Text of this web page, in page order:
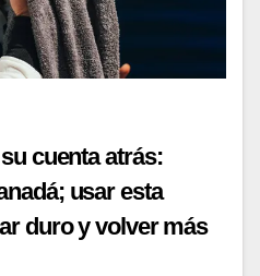
cuenta atrás:
usar esta
duro y volver más